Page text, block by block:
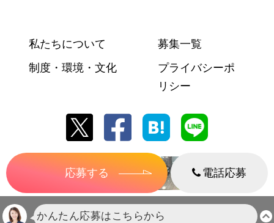
応募する 電話応募
私たちについて
制度・環境・文化
募集一覧
プライバシーポ
リシー
株式会社セレマ代理店